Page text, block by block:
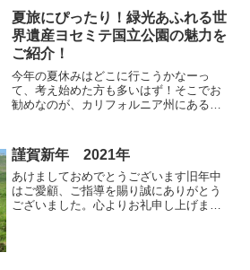
品！！！！みどころ歌のオンパレー
ド！！！キャロルキングのとりこに...
夏旅にぴったり！緑光あふれる世
界遺産ヨセミテ国立公園の魅力を
ご紹介！
今年の夏休みはどこに行こうかなーっ
て、考え始めた方も多いはず！そこでお
勧めなのが、カリフォルニア州にある世
も魅了してやまないヨセミテの圧倒的な
自然美を十分に堪能できる...
謹賀新年 2021年
あけましておめでとうございます旧年中
はご愛顧、ご指導を賜り誠にありがとう
ございました。心よりお礼申し上げま